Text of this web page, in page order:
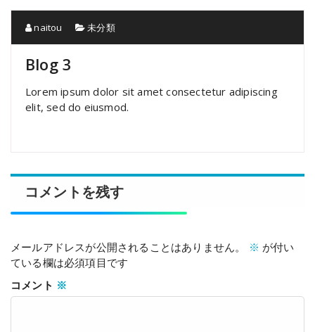
naitou 未分類
Blog 3
Lorem ipsum dolor sit amet consectetur adipiscing
elit, sed do eiusmod.
コメントを残す
メールアドレスが公開されることはありません。 ※ が付い
ている欄は必須項目です
コメント ※